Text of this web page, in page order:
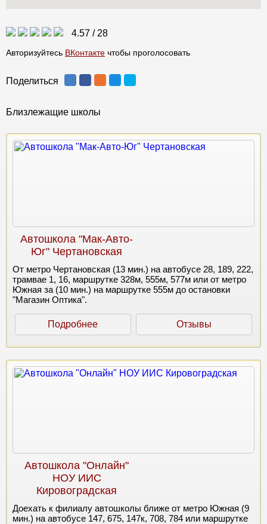
4.57 / 28
Авторизуйтесь ВКонтакте чтобы проголосовать
Поделиться
Близлежащие школы
Автошкола "Мак-Авто-
Юг" Чертановская
От метро Чертановская (13 мин.) на автобусе 28, 189, 222,
трамвае 1, 16, маршрутке 328м, 555м, 577м или от метро
Южная за (10 мин.) на маршрутке 555м до остановки
"Магазин Оптика".
Подробнее Отзывы
Автошкола "Онлайн"
НОУ ИИС
Кировоградская
Доехать к филиалу автошколы ближе от метро Южная (9
мин.) на автобусе 147, 675, 147к, 708, 784 или маршрутке